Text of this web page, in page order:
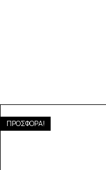
ΠΡΟΣΦΟΡΑ!